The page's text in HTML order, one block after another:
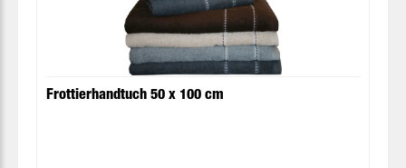
Frottierhandtuch 50 x 100 cm